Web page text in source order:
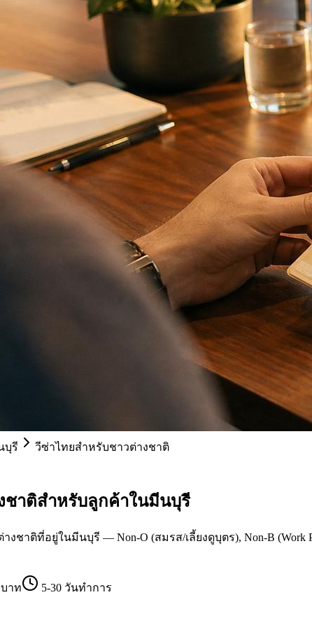
บุรี
วีซ่าไทยสำหรับชาวต่างชาติ
ชาติสำหรับลูกค้าในมีนบุรี
าติที่อยู่ในมีนบุรี — Non-O (สมรส/เลี้ยงดูบุตร), Non-B (Work
บาท
5-30 วันทำการ